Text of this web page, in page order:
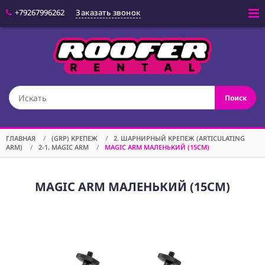
+79267996262 Заказать звонок
Поиск
(OPT) ОПТИКА
ОБОРУДОВАНИЕ
(LGT) СВЕТОВОЕ
ОБОРУДОВАНИЕ
СПЕЦЭФФЕКТЫ
(SND) ЗВУКОВОЕ
ОБОРУДОВАНИЕ
ГЛАВНАЯ / (GRP) КРЕПЕЖ /
2. ШАРНИРНЫЙ КРЕПЕЖ (ARTICULATING
ARM)
/ 2-1. MAGIC ARM / MAGIC ARM МАЛЕНЬКИЙ (15СМ)
MAGIC ARM МАЛЕНЬКИЙ (15СМ)